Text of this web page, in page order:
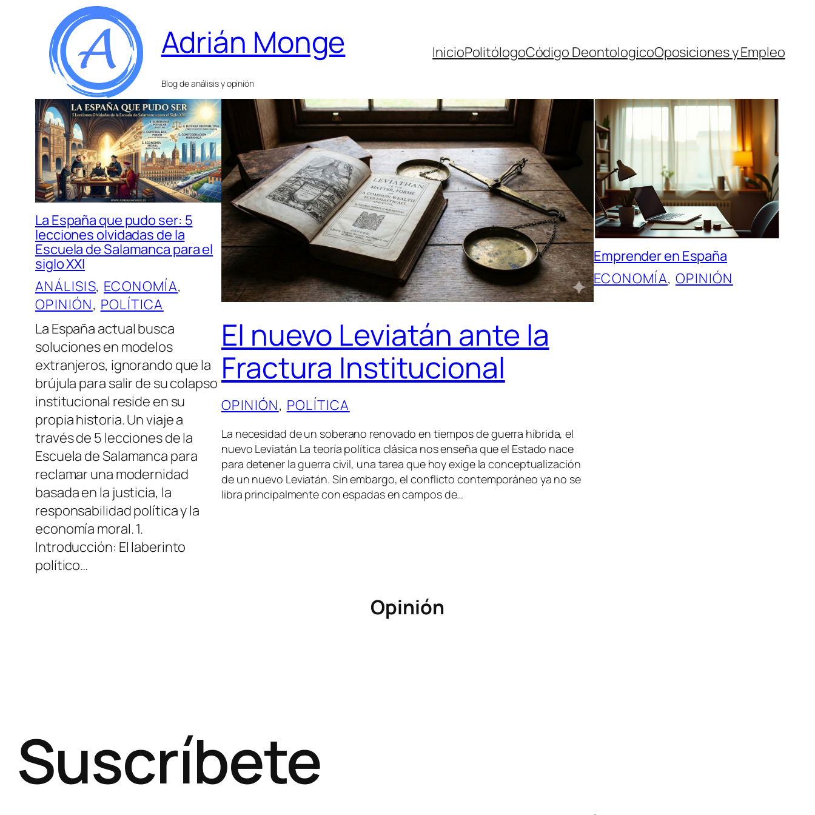
Adrián Monge
Blog de análisis y opinión
InicioPolitólogoCódigo DeontologicoOposiciones y Empleo
La España que pudo ser: 5
lecciones olvidadas de la
Escuela de Salamanca para el
siglo XXI
ANÁLISIS, ECONOMÍA
OPINIÓN, POLÍTICA
La España actual busca
soluciones en modelos
extranjeros, ignorando que la
brújula para salir de su colapso
institucional reside en su
propia historia. Un viaje a
través de 5 lecciones de la
Escuela de Salamanca para
reclamar una modernidad
basada en la justicia, la
responsabilidad política y la
economía moral. 1.
Introducción: El laberinto
político…
El nuevo Leviatán ante la
Fractura Institucional
OPINIÓN, POLÍTICA
La necesidad de un soberano renovado en tiempos de guerra híbrida, el
nuevo Leviatán La teoría política clásica nos enseña que el Estado nace
para detener la guerra civil, una tarea que hoy exige la conceptualización
de un nuevo Leviatán. Sin embargo, el conflicto contemporáneo ya no se
libra principalmente con espadas en campos de…
Emprender en España
ECONOMÍA, OPINIÓN
Opinión
Suscríbete